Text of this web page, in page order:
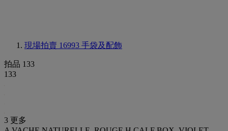
現場拍賣 16993 手袋及配飾
拍品 133
133
3 更多